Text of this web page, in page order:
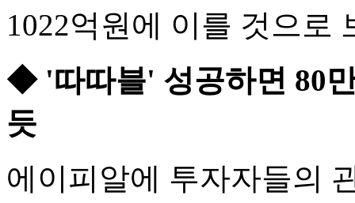
1022억원에 이를 것으로
◆ '따따블' 성공하면 80
듯
에이피알에 투자자들의